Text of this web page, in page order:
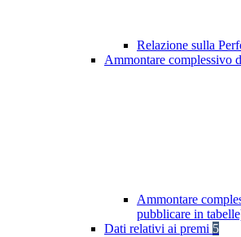
Relazione sulla
Ammontare complessivo
Ammontare
pubblicare in
Dati relativi ai premi 5